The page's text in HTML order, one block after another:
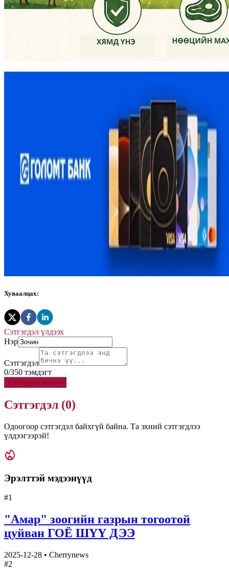
Хуваалцах:
Сэтгэгдэл үлдээх
Нэр
Сэтгэгдэл
0/350 тэмдэгт
Сэтгэгдэл илгээх
Сэтгэгдэл (0)
Одоогоор сэтгэгдэл байхгүй байна. Та эхний сэтгэгдлээ
үлдээгээрэй!
Эрэлттэй мэдээнүүд
#1
"Амар" зоогийн газрын тогоотой
цуйван ГОЁ ШҮҮ ДЭЭ
2025-12-28 • Cherrynews
#2